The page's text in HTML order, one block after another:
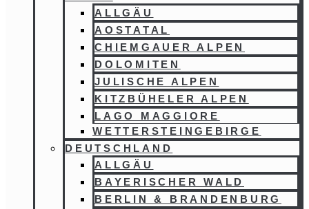
ALLGÄU
AOSTATAL
CHIEMGAUER ALPEN
DOLOMITEN
JULISCHE ALPEN
KITZBÜHELER ALPEN
LAGO MAGGIORE
WETTERSTEINGEBIRGE
DEUTSCHLAND
ALLGÄU
BAYERISCHER WALD
BERLIN & BRANDENBURG